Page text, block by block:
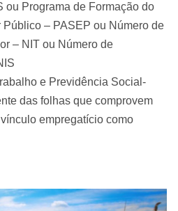
ou Programa de Formação do
– PASEP ou Número de
– NIT ou Número de
e Previdência Social-
das folhas que comprovem
empregatício como